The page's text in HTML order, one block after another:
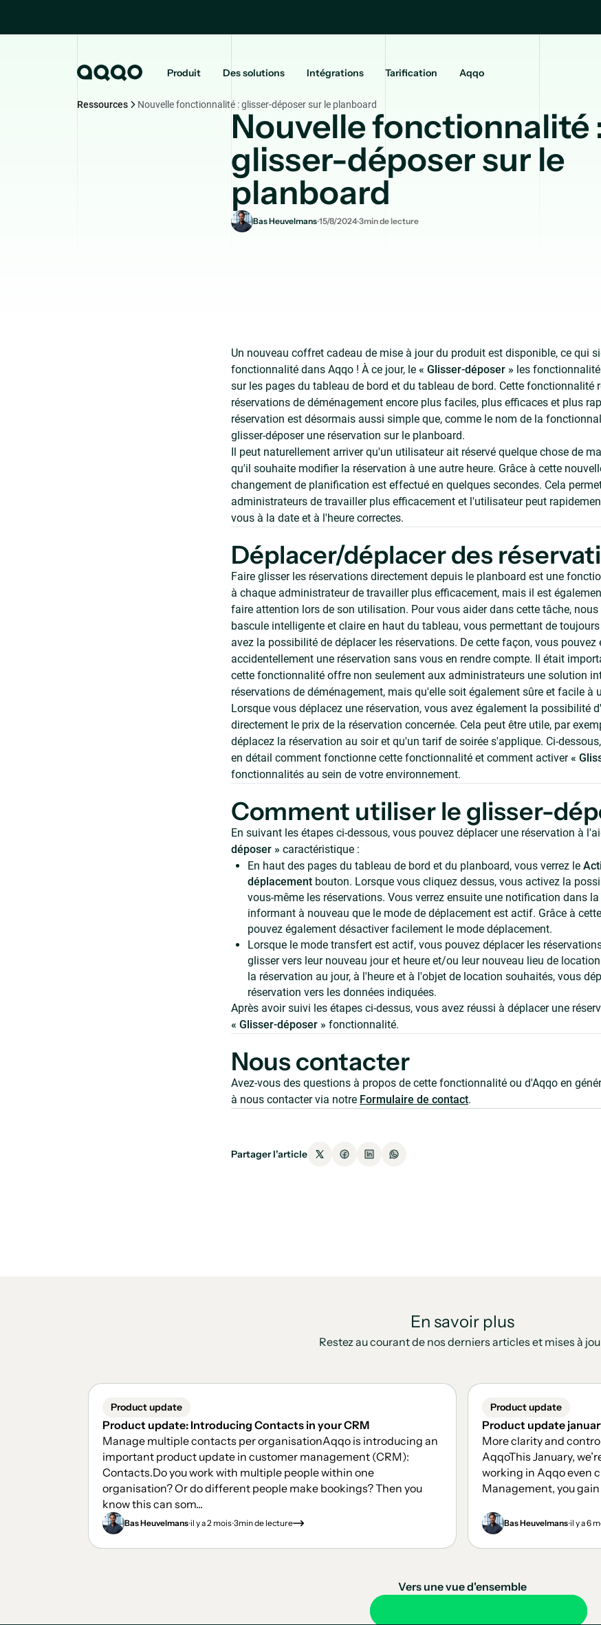
Produit Des solutions Intégrations Tarification Aqqo
Ressources Nouvelle fonctionnalité : glisser-déposer sur le planboard
Nouvelle fonctionnalité
glisser-déposer sur le
planboard
Bas Heuvelmans.15/8/2024.3min de lecture
Un nouveau coffret cadeau de mise à jour du produit est disponible, ce qui
fonctionnalité dans Aqqo ! À ce jour, le « Glisser-déposer » les
sur les pages du tableau de bord et du tableau de bord. Cette fonctionnalité
réservations de déménagement encore plus faciles, plus efficaces et plus
réservation est désormais aussi simple que, comme le nom de la
glisser-déposer une réservation sur le planboard.
Il peut naturellement arriver qu'un utilisateur ait réservé quelque chose de
qu'il souhaite modifier la réservation à une autre heure. Grâce à cette
changement de planification est effectué en quelques secondes. Cela
administrateurs de travailler plus efficacement et l'utilisateur peut
vous à la date et à l'heure correctes.
Déplacer/déplacer des
Faire glisser les réservations directement depuis le planboard est une
à chaque administrateur de travailler plus efficacement, mais il est
faire attention lors de son utilisation. Pour vous aider dans cette tâche,
bascule intelligente et claire en haut du tableau, vous permettant de
avez la possibilité de déplacer les réservations. De cette façon, vous pouvez
accidentellement une réservation sans vous en rendre compte. Il était
cette fonctionnalité offre non seulement aux administrateurs une solution
réservations de déménagement, mais qu'elle soit également sûre et facile à
Lorsque vous déplacez une réservation, vous avez également la possibilité
directement le prix de la réservation concernée. Cela peut être utile, par
déplacez la réservation au soir et qu'un tarif de soirée s'applique. Ci-
en détail comment fonctionne cette fonctionnalité et comment activer«
fonctionnalités au sein de votre environnement.
Comment utiliser le glisser-
En suivant les étapes ci-dessous, vous pouvez déplacer une réservation à
déposer » caractéristique :
En haut des pages du tableau de bord et du planboard, vous verrez le
déplacementbouton. Lorsque vous cliquez dessus, vous activez la
vous-même les réservations. Vous verrez ensuite une notification dans
informant à nouveau que le mode de déplacement est actif. Grâce à
pouvez également désactiver facilement le mode déplacement.
Lorsque le mode transfert est actif, vous pouvez déplacer les
glisser vers leur nouveau jour et heure et/ou leur nouveau lieu de
la réservation au jour, à l'heure et à l'objet de location souhaités, vous
réservation vers les données indiquées.
Après avoir suivi les étapes ci-dessus, vous avez réussi à déplacer une
« Glisser-déposer » fonctionnalité.
Nous contacter
Avez-vous des questions à propos de cette fonctionnalité ou d'Aqqo en
à nous contacter via notre Formulaire de contact.
Partager l'article
En savoir plus
Restez au courant de nos derniers articles et mises à
Product update
Product update: Introducing Contacts in your CRM
Manage multiple contacts per organisationAqqo is introducing an
important product update in customer management (CRM):
Contacts.Do you work with multiple people within one
organisation? Or do different people make bookings? Then you
know this can som...
Bas Heuvelmans.il y a 2 mois.3min de lecture
Product update
Product update
More clarity and
AqqoThis January,
working in Aqqo even
Management, you
Bas Heuvelmans.il y a 6
Vers une vue d'ensemble